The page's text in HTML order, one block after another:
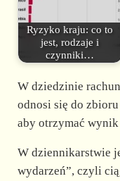
Ryzyko kraju: co to
jest, rodzaje i
czynniki…
W dziedzinie
odnosi się do
aby otrzymać
W dziennikarstwie
wydarzeń”, czyli